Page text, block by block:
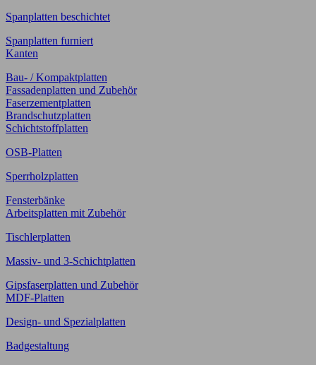
Spanplatten beschichtet
Spanplatten furniert
Kanten
Bau- / Kompaktplatten
Fassadenplatten und Zubehör
Faserzementplatten
Brandschutzplatten
Schichtstoffplatten
OSB-Platten
Sperrholzplatten
Fensterbänke
Arbeitsplatten mit Zubehör
Tischlerplatten
Massiv- und 3-Schichtplatten
Gipsfaserplatten und Zubehör
MDF-Platten
Design- und Spezialplatten
Badgestaltung